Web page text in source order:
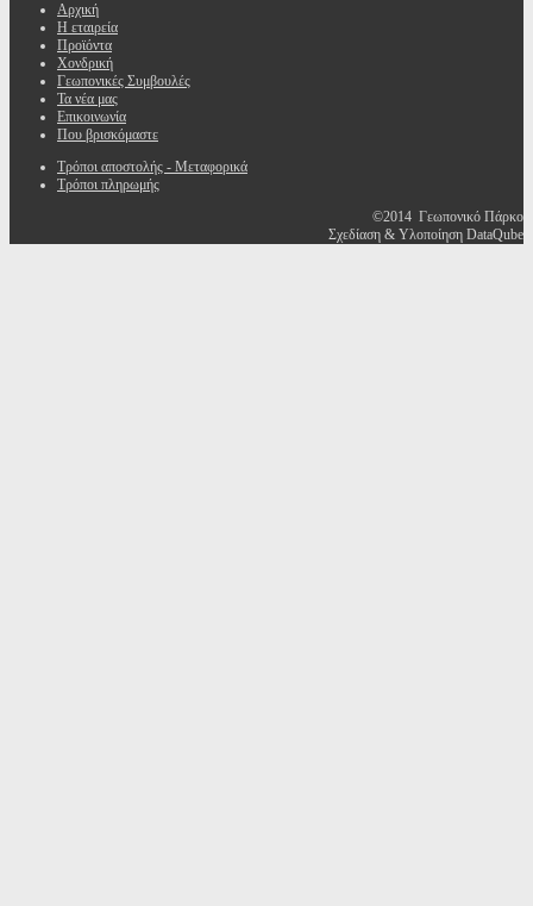
Αρχική
Η εταιρεία
Προϊόντα
Χονδρική
Γεωπονικές Συμβουλές
Τα νέα μας
Επικοινωνία
Που βρισκόμαστε
Τρόποι αποστολής - Μεταφορικά
Τρόποι πληρωμής
©2014 Γεωπονικό Πάρκο
Σχεδίαση & Υλοποίηση DataQube